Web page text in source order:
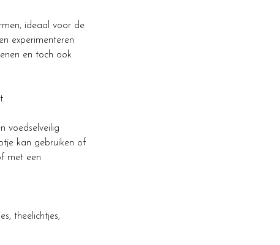
ideaal voor de
experimenteren
en toch ook
voedselveilig
kan gebruiken of
met een
theelichtjes,